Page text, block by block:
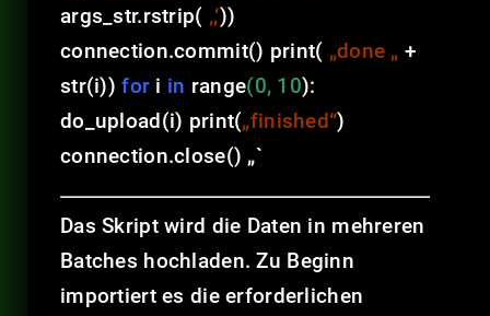
args_str.rstrip( ‚,‘))
connection.commit() print( „done „ +
str(i))for i in range(0, 10):
do_upload(i) print(„finished“)
connection.close() „`
Das Skript wird die Daten in mehreren
Batches hochladen. Zu Beginn
importiert es die erforderlichen